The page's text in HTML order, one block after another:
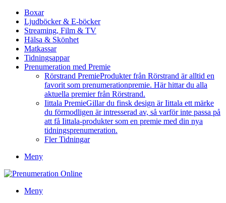
Boxar
Ljudböcker & E-böcker
Streaming, Film & TV
Hälsa & Skönhet
Matkassar
Tidningsappar
Prenumeration med Premie
Rörstrand PremieProdukter från Rörstrand är alltid en
favorit som prenumerationpremie. Här hittar du alla
aktuella premier från Rörstrand.
Iittala PremieGillar du finsk design är Iittala ett märke
du förmodligen är intresserad av, så varför inte passa på
att få Iittala-produkter som en premie med din nya
tidningsprenumeration.
Fler Tidningar
Meny
Meny